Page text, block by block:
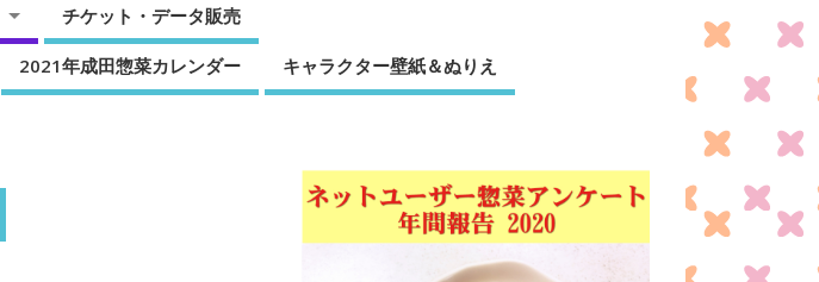
チケット・データ販売
2021年成田惣菜カレンダー キャラクター壁紙＆ぬりえ